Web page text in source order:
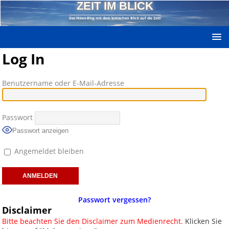
ZEIT IM BLICK
Das News-Blog mit dem kritischen Blick auf die Zeit!
Log In
Benutzername oder E-Mail-Adresse
Passwort
Passwort anzeigen
Angemeldet bleiben
Passwort vergessen?
Disclaimer
Bitte beachten Sie den Disclaimer zum Medienrecht. Klicken Sie